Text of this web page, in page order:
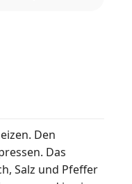
Den
Das
Salz und Pfeffer